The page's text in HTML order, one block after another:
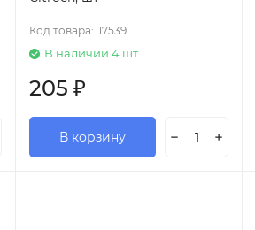
Код товара: 17539
В наличии 4 шт.
205 ₽
В корзину